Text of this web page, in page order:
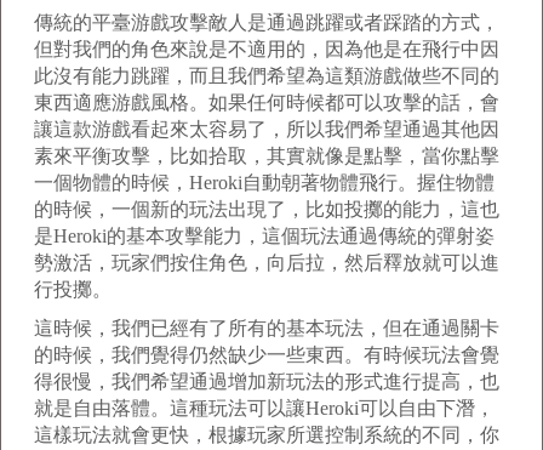
傳統的平臺游戲攻擊敵人是通過跳躍或者踩踏的方式，
但對我們的角色來說是不適用的，因為他是在飛行中因
此沒有能力跳躍，而且我們希望為這類游戲做些不同的
東西適應游戲風格。如果任何時候都可以攻擊的話，會
讓這款游戲看起來太容易了，所以我們希望通過其他因
素來平衡攻擊，比如拾取，其實就像是點擊，當你點擊
一個物體的時候，Heroki自動朝著物體飛行。握住物體
的時候，一個新的玩法出現了，比如投擲的能力，這也
是Heroki的基本攻擊能力，這個玩法通過傳統的彈射姿
勢激活，玩家們按住角色，向后拉，然后釋放就可以進
行投擲。
這時候，我們已經有了所有的基本玩法，但在通過關卡
的時候，我們覺得仍然缺少一些東西。有時候玩法會覺
得很慢，我們希望通過增加新玩法的形式進行提高，也
就是自由落體。這種玩法可以讓Heroki可以自由下潛，
這樣玩法就會更快，根據玩家所選控制系統的不同，你